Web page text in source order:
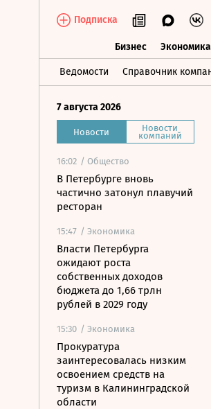
Подписка
Бизнес Экономика
Ведомости Справочник
Бизнес
7 августа 2026
Новости Новости
компаний
16:02 / Общество
В Петербурге вновь
частично затонул плавучий
ресторан
15:47 / Экономика
Власти Петербурга
ожидают роста
собственных доходов
бюджета до 1,66 трлн
рублей в 2029 году
15:30 / Экономика
Прокуратура
заинтересовалась низким
освоением средств на
туризм в Калининградской
области